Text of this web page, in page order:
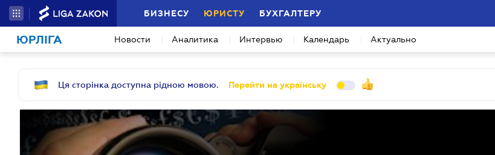
БИЗНЕСУ ЮРИСТУ БУХГАЛТЕРУ
ЮРЛІГА Новости Аналитика Интервью Календарь Актуально
Ця сторінка доступна рідною мовою. Перейти на українську